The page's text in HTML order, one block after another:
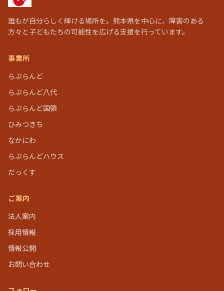
誰もが自分らしく輝ける場所を。熊本県を中心に、障害のある
方々と子どもたちの可能性を広げる支援を行っています。
事業所
らぷらんど
らぷらんど八代
らぷらんど国領
ひみつきち
なかにわ
らぷらんどハウス
だっくす
ご案内
法人案内
採用情報
情報公開
お問い合わせ